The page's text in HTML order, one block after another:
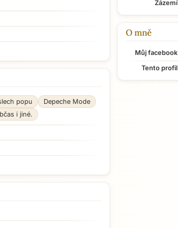
popu
Depeche Mode
i jiné.
Zázemí
O mně
Můj facebook
Tento profil